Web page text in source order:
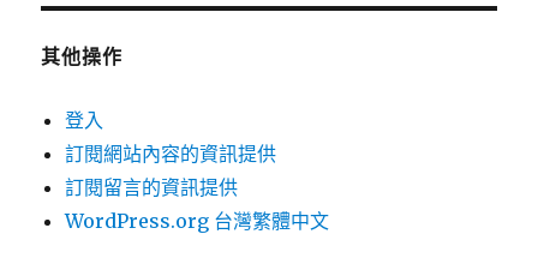
其他操作
登入
訂閱網站內容的資訊提供
訂閱留言的資訊提供
WordPress.org 台灣繁體中文